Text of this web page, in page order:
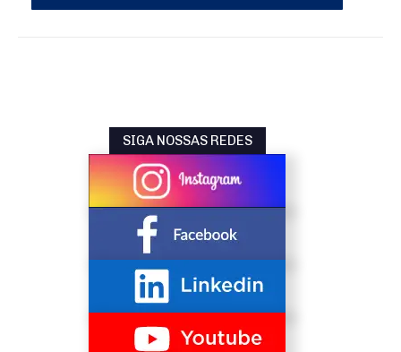
SIGA NOSSAS REDES